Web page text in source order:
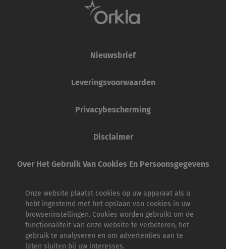
Nieuwsbrief
Leveringsvoorwaarden
Privacybescherming
Disclaimer
Over Het Gebruik Van Cookies En Persoonsgegevens
Onze website plaatst cookies op uw apparaat als u
hebt ingestemd met het opslaan van cookies in uw
browserinstellingen. Cookies worden gebruikt om de
functionaliteit van onze website te verbeteren, het
gebruik te analyseren en om advertenties aan te
laten sluiten bij uw interesses.